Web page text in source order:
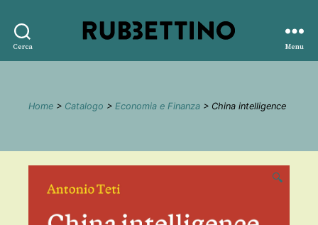
Cerca
editore
Menu
Home > Catalogo > Economia e Finanza > China intelligence
🔍